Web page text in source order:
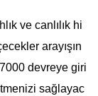
ve canlılık hi
arayışın
devreye giri
sağlayac